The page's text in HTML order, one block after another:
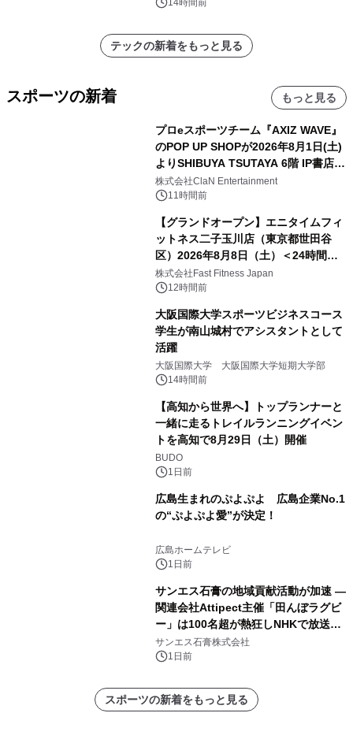
催 英国ラジオ「NTS」の 特別プログ
アーティストを フィーチャーしたアニ
メーションを公開～
テックの新着をもっと見る
スポーツの新着 もっと見る
プロeスポーツチーム『AXIZ WAVE』
のPOP UP SHOPが2026年8月1日(土)
よりSHIBUYA TSUTAYA 6階 IP書店で
開催決定！！
株式会社ClaN Entertainment
11時間前
【グランドオープン】エニタイムフィ
ットネス二子玉川店（東京都世田谷
区）2026年8月8日（土）＜24時間年
中無休のフィットネスジム＞
株式会社Fast Fitness Japan
12時間前
大阪国際大学スポーツビジネスコース
学生が南山城村でアシスタントとして
活躍
大阪国際大学 大阪国際大学短期大学部
14時間前
【高知から世界へ】トップランナーと
一緒に走るトレイルランニングイベン
トを高知で8月29日（土）開催
BUDO
1日前
広島生まれのぷよぷよ 広島企業No.1
の“ぷよぷよ愛”が決定！
広島ホームテレビ
1日前
サンエス石膏の地域貢献活動が加速 ―
関連会社Attipect主催「田んぼラグビ
ー」は100名超が熱狂しNHKで放送さ
れました。
サンエス石膏株式会社
1日前
スポーツの新着をもっと見る